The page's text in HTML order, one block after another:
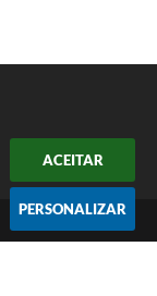
ACEITAR
PERSONALIZAR